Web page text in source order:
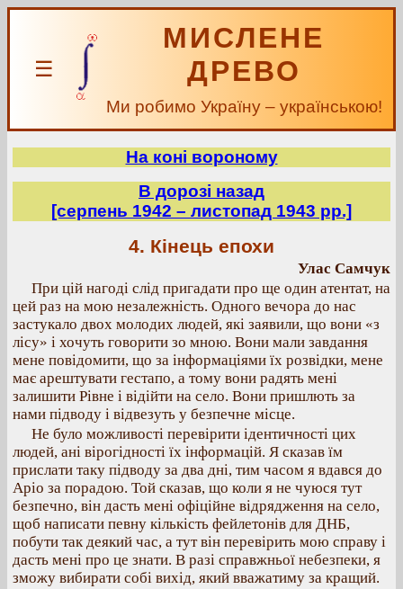
☰
МИСЛЕНЕ
ДРЕВО
Ми робимо Україну – українською!
На коні вороному
В дорозі назад
[серпень 1942 – листопад 1943 рр.]
4. Кінець епохи
Улас Самчук
При цій нагоді слід пригадати про ще один атентат, на
цей раз на мою незалежність. Одного вечора до нас
застукало двох молодих людей, які заявили, що вони «з
лісу» і хочуть говорити зо мною. Вони мали завдання
мене повідомити, що за інформаціями їх розвідки, мене
має арештувати гестапо, а тому вони радять мені
залишити Рівне і відійти на село. Вони пришлють за
нами підводу і відвезуть у безпечне місце.
Не було можливості перевірити ідентичності цих
людей, ані вірогідності їх інформацій. Я сказав їм
прислати таку підводу за два дні, тим часом я вдався до
Аріо за порадою. Той сказав, що коли я не чуюся тут
безпечно, він дасть мені офіційне відрядження на село,
щоб написати певну кількість фейлетонів для ДНБ,
побути так деякий час, а тут він перевірить мою справу і
дасть мені про це знати. В разі справжньої небезпеки, я
зможу вибирати собі вихід, який вважатиму за кращий.